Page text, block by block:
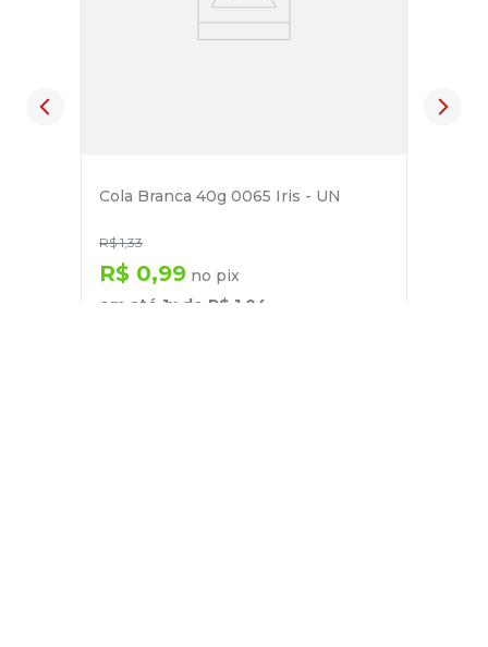
Cola Branca 40g 0065 Iris - UN
R$ 1,33
R$ 0,99 no pix
em até 1x de R$ 1 04